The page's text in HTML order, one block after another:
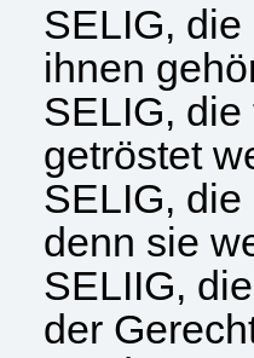
SELIG,
ihnen
SELIG,
getröstet
SELIG,
denn sie
SELIIG,
der